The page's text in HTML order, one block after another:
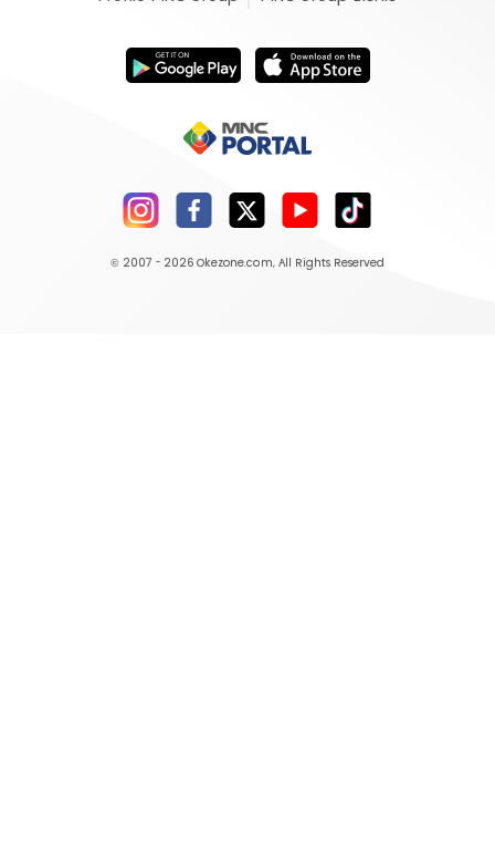
© 2007 - 2026 Okezone.com, All Rights Reserved